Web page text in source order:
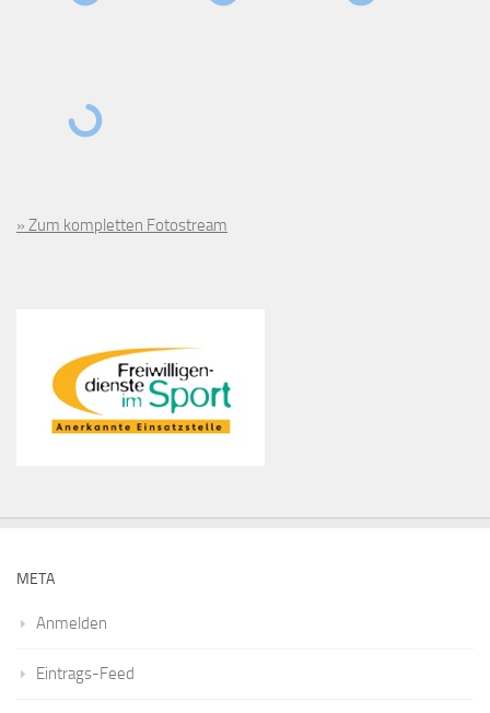
» Zum kompletten Fotostream
META
Anmelden
Eintrags-Feed